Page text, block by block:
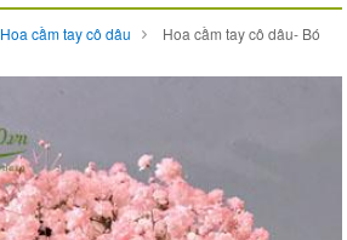
Hoa cầm tay cô dâu
Hoa cầm tay cô dâu- Bó